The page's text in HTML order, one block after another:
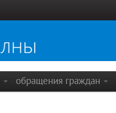
обращения граждан